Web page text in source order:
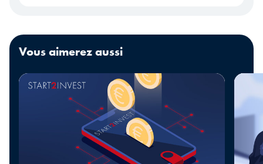
Vous aimerez aussi